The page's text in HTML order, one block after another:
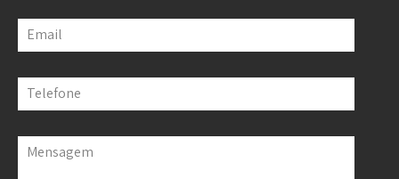
Email
Telefone
Mensagem